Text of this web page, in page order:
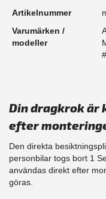
Artikelnummer
Varumärken /
modeller
Din dragkrok är
efter
Den direkta
personbilar togs bort 1
användas direkt efter
göras.